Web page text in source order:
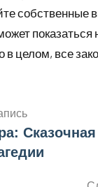
собственные
показаться
целом, все